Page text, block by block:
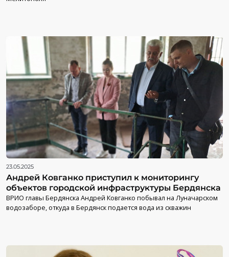
23.05.2025
Андрей Ковганко приступил к мониторингу
объектов городской инфраструктуры Бердянска
ВРИО главы Бердянска Андрей Ковганко побывал на Луначарском
водозаборе, откуда в Бердянск подается вода из скважин